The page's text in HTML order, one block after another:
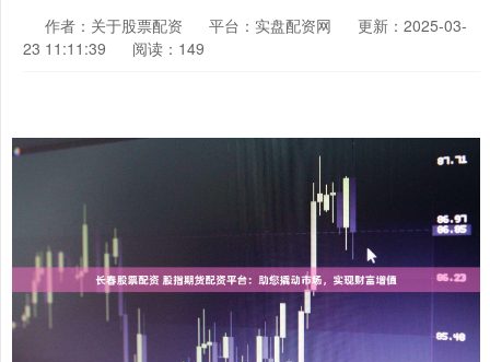
作者：关于股票配资 平台：实盘配资网
更新：2025-03-
23 11:11:39
阅读：149